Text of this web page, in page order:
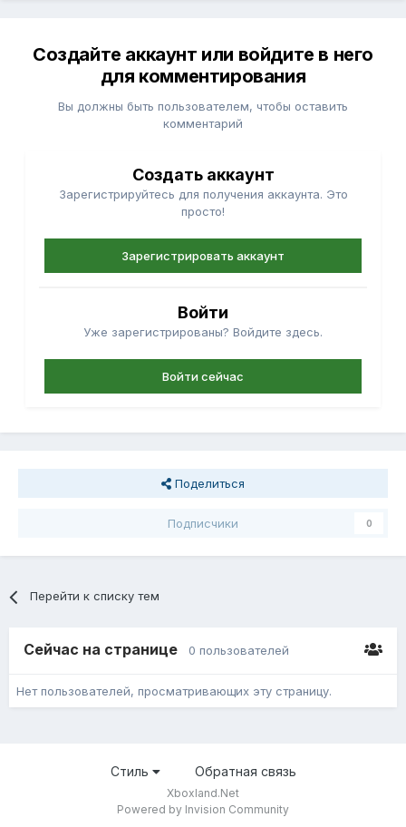
Создайте аккаунт или войдите в него
для комментирования
Вы должны быть пользователем, чтобы оставить
комментарий
Создать аккаунт
Зарегистрируйтесь для получения аккаунта. Это
просто!
Зарегистрировать аккаунт
Войти
Уже зарегистрированы? Войдите здесь.
Войти сейчас
Поделиться
Подписчики 0
Перейти к списку тем
Сейчас на странице 0 пользователей
Нет пользователей, просматривающих эту страницу.
Стиль Обратная связь
Xboxland.Net
Powered by Invision Community